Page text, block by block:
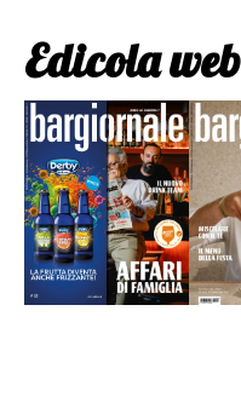
Edicola web